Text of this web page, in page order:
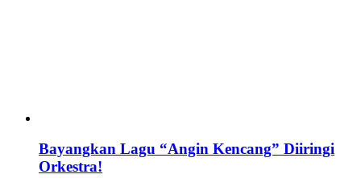
Bayangkan Lagu “Angin Kencang” Diiringi
Orkestra!